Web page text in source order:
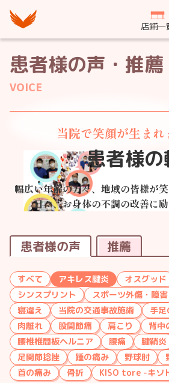
つながり整骨鍼灸院グループ
店鋪一
患者様の声・推薦
VOICE
当院で笑顔が生まれ
患者様の
幅広い年齢の方々、地域の皆様が
日々、お身体の不調の改善に
患者様の声
すべて アキレス腱炎 オスグッド
シンスプリント
スポーツ外傷・障害
寝違え
当院の交通事故施術 手
肉離れ
股関節痛 肩こり
背中
腰椎椎間板ヘルニア
腰痛 腱鞘炎
足関節捻挫
踵の痛み 野球肘
首の痛み
骨折 KISO tore -キソ
推薦